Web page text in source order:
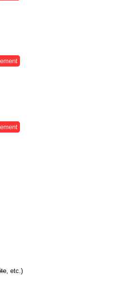
, etc.)